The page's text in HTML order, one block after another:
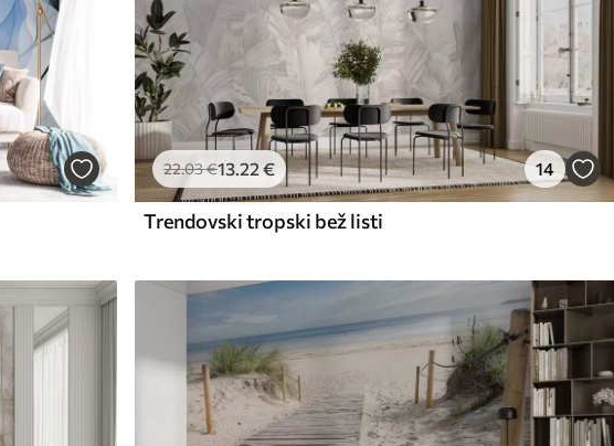
22.03€13.22 € 14
Trendovski tropski bež listi